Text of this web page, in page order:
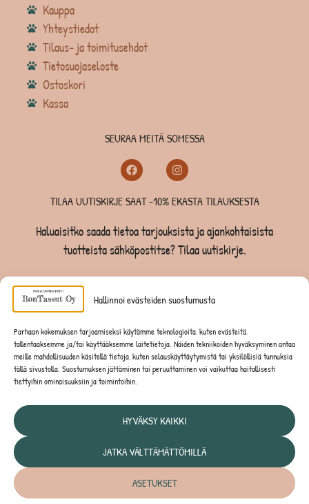
Hallinnoi evästeiden suostumusta
Parhaan kokemuksen tarjoamiseksi käytämme teknologioita, kuten evästeitä,
tallentaaksemme ja/tai käyttääksemme laitetietoja. Näiden tekniikoiden hyväksyminen antaa
meille mahdollisuuden käsitellä tietoja, kuten selauskäyttäytymistä tai yksilöllisiä tunnuksia
tällä sivustolla. Suostumuksen jättäminen tai peruuttaminen voi vaikuttaa haitallisesti
tiettyihin ominaisuuksiin ja toimintoihin.
HYVÄKSY KAIKKI
JATKA VÄLTTÄMÄTTÖMILLÄ
ASETUKSET
Kauppa
Yhteystiedot
Tilaus- ja toimitusehdot
Tietosuojaseloste
Ostoskori
Kassa
SEURAA MEITÄ SOMESSA
TILAA UUTISKIRJE SAAT -10% EKASTA TILAUKSESTA
Haluaisitko saada tietoa tarjouksista ja ajankohtaisista
tuotteista sähköpostitse? Tilaa uutiskirje.
TILAA UUTISKIRJE -SAAT -10% EKASTA TILAUKSESTA
KISSOILLE